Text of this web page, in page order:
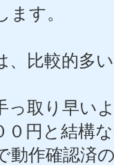
す。
、比較的多
っ取り早い
０円と結構
動作確認済